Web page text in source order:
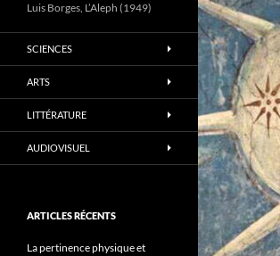
Luis Borges, L’Aleph (1949)
SCIENCES
ARTS
LITTÉRATURE
AUDIOVISUEL
ARTICLES RÉCENTS
La pertinence physique et